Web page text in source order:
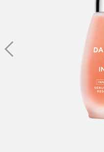
Macchie scure & pelle irregolare